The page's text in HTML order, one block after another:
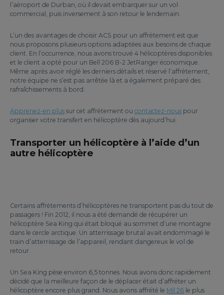
l’aéroport de Durban, où il devait embarquer sur un vol
commercial, puis inversement à son retour le lendemain.
L’un des avantages de choisir ACS pour un affrètement est que
nous proposons plusieurs options adaptées aux besoins de chaque
client. En l’occurrence, nous avons trouvé 4 hélicoptères disponibles
et le client a opté pour un Bell 206 B-2 JetRanger économique.
Même après avoir réglé les derniers détails et réservé l’affrètement,
notre équipe ne s’est pas arrêtée là et a également préparé des
rafraîchissements à bord.
Apprenez-en plus sur cet affrètement ou contactez-nous pour
organiser votre transfert en hélicoptère dès aujourd’hui.
Transporter un hélicoptère à l’aide d’un
autre hélicoptère
Certains affrètements d’hélicoptères ne transportent pas du tout de
passagers ! Fin 2012, il nous a été demandé de récupérer un
hélicoptère Sea King qui était bloqué au sommet d’une montagne
dans le cercle arctique. Un atterrissage brutal avait endommagé le
train d’atterrissage de l’appareil, rendant dangereux le vol de
retour.
Un Sea King pèse environ 6,5 tonnes. Nous avons donc rapidement
décidé que la meilleure façon de le déplacer était d’affréter un
hélicoptère encore plus grand. Nous avons affrété le Mil 26 le plus